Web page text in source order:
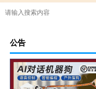
公告